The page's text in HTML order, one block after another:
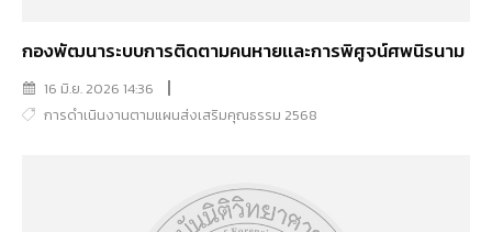
กองพัฒนาระบบการติดตามคนหายเเละการพิศูจน์ศพนิรนาม
16 มิ.ย. 2026 14:36
การดำเนินงานตามแผนส่งเสริมคุณธรรม 2568